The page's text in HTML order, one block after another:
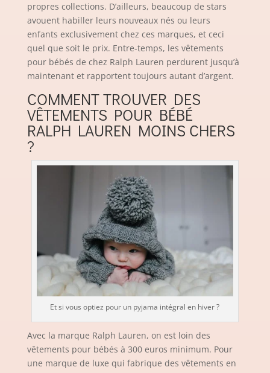
propres collections. D’ailleurs, beaucoup de stars
avouent habiller leurs nouveaux nés ou leurs
enfants exclusivement chez ces marques, et ceci
quel que soit le prix. Entre-temps, les vêtements
pour bébés de chez Ralph Lauren perdurent jusqu’à
maintenant et rapportent toujours autant d’argent.
COMMENT TROUVER DES
VÊTEMENTS POUR BÉBÉ
RALPH LAUREN MOINS CHERS
?
Et si vous optiez pour un pyjama intégral en hiver ?
Avec la marque Ralph Lauren, on est loin des
vêtements pour bébés à 300 euros minimum. Pour
une marque de luxe qui fabrique des vêtements en